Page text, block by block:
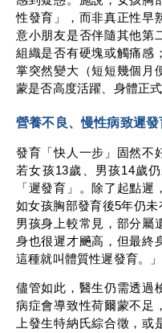
性發育」，而非真正性早
意小朋友是否伴隨其他第
組織是否有硬塊或觸痛感
掌突然變大（短短幾個月
蒙是否高度活躍、身體正
營養不良、慢性病致遲發
發育「快人一步」固然不
若女孩13歲、男孩14歲
「遲發育」。除了起點
如女孩胸部發育後5年仍
男孩身上較常見，部分屬
身也很遲才飈高，但最終
這種就叫體質性遲發育。」
儘管如此，醫生仍需透過
病症會導致性荷爾蒙不足
上發生特納氏綜合徵，